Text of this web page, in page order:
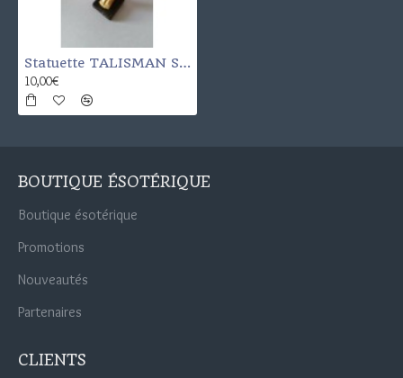
Statuette TALISMAN Selkis SELKET
10,00€
BOUTIQUE ÉSOTÉRIQUE
Boutique ésotérique
Promotions
Nouveautés
Partenaires
CLIENTS